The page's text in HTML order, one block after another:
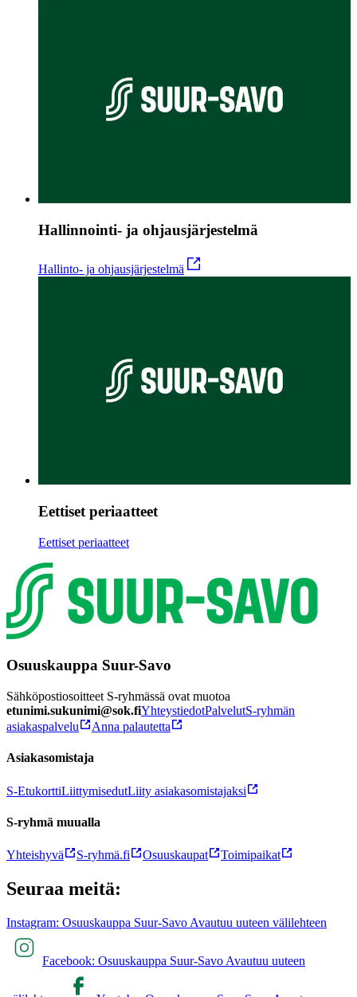
Hallinnointi- ja ohjausjärjestelmä
Hallinto- ja ohjausjärjestelmä
Eettiset periaatteet
Eettiset periaatteet
Osuuskauppa Suur-Savo
Sähköpostiosoitteet S-ryhmässä ovat muotoa
etunimi.sukunimi@sok.fiYhteystiedotPalvelutS-ryhmän
asiakaspalvelu
Anna palautetta
Asiakasomistaja
S-EtukorttiLiittymisedutLiity asiakasomistajaksi
S-ryhmä muualla
Yhteishyvä S-ryhmä.fi Osuuskaupat Toimipaikat
Seuraa meitä:
Instagram: Osuuskauppa Suur-Savo Avautuu uuteen välilehteen
Facebook: Osuuskauppa Suur-Savo Avautuu uuteen